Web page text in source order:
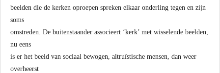
beelden die de kerken oproepen spreken elkaar onderling tegen en zijn
soms
omstreden. De buitenstaander associeert ‘kerk’ met wisselende beelden,
nu eens
is er het beeld van sociaal bewogen, altruïstische mensen, dan weer
overheerst